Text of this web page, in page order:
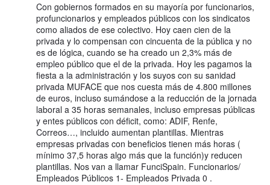
Con gobiernos formados en su mayoría por funcionarios,
profuncionarios y empleados públicos con los sindicatos
como aliados de ese colectivo. Hoy caen cien de la
privada y lo compensan con cincuenta de la pública y no
es de lógica, cuando se ha creado un 2,3% más de
empleo público que el de la privada. Hoy les pagamos la
fiesta a la administración y los suyos con su sanidad
privada MUFACE que nos cuesta más de 4.800 millones
de euros, incluso sumándose a la reducción de la jornada
laboral a 35 horas semanales, incluso empresas públicas
y entes públicos con déficit, como: ADIF, Renfe,
Correos…, incluido aumentan plantillas. Mientras
empresas privadas con beneficios tienen más horas (
mínimo 37,5 horas algo más que la función)y reducen
plantillas. Nos van a llamar FunciSpain. Funcionarios/
Empleados Públicos 1- Empleados Privada 0 .